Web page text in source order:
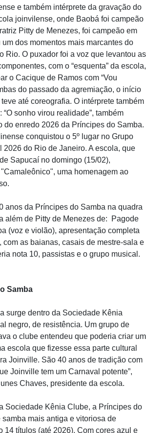
e também intérprete da gravação do
joinvilense, onde Baobá foi campeão
Pitty de Menezes, foi campeão em
dos momentos mais marcantes do
Rio. O puxador foi a voz que levantou as
com o “esquenta” da escola,
o Cacique de Ramos com “Vou
do passado da agremiação, o início
até coreografia. O intérprete também
sonho virou realidade”, também
do enredo 2026 da Príncipes do Samba.
conquistou o 5º lugar no Grupo
2026 do Rio de Janeiro. A escola, que
Sapucaí no domingo (15/02),
uma homenagem ao
anos da Príncipes do Samba na quadra
além de Pitty de Menezes de: Pagode
(voz e violão), apresentação completa
com as baianas, casais de mestre-sala e
nota 10, passistas e o grupo musical.
Samba
surge dentro da Sociedade Kênia
negro, de resistência. Um grupo de
o clube entendeu que poderia criar um
escola que fizesse essa parte cultural
Joinville. São 40 anos de tradição com
Joinville tem um Carnaval potente”,
Chaves, presidente da escola.
Sociedade Kênia Clube, a Príncipes do
mais antiga e vitoriosa de
14 títulos (até 2026). Com cores azul e